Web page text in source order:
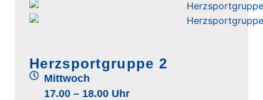
Herzsportgruppe 2
Mittwoch
17.00 – 18.00 Uhr